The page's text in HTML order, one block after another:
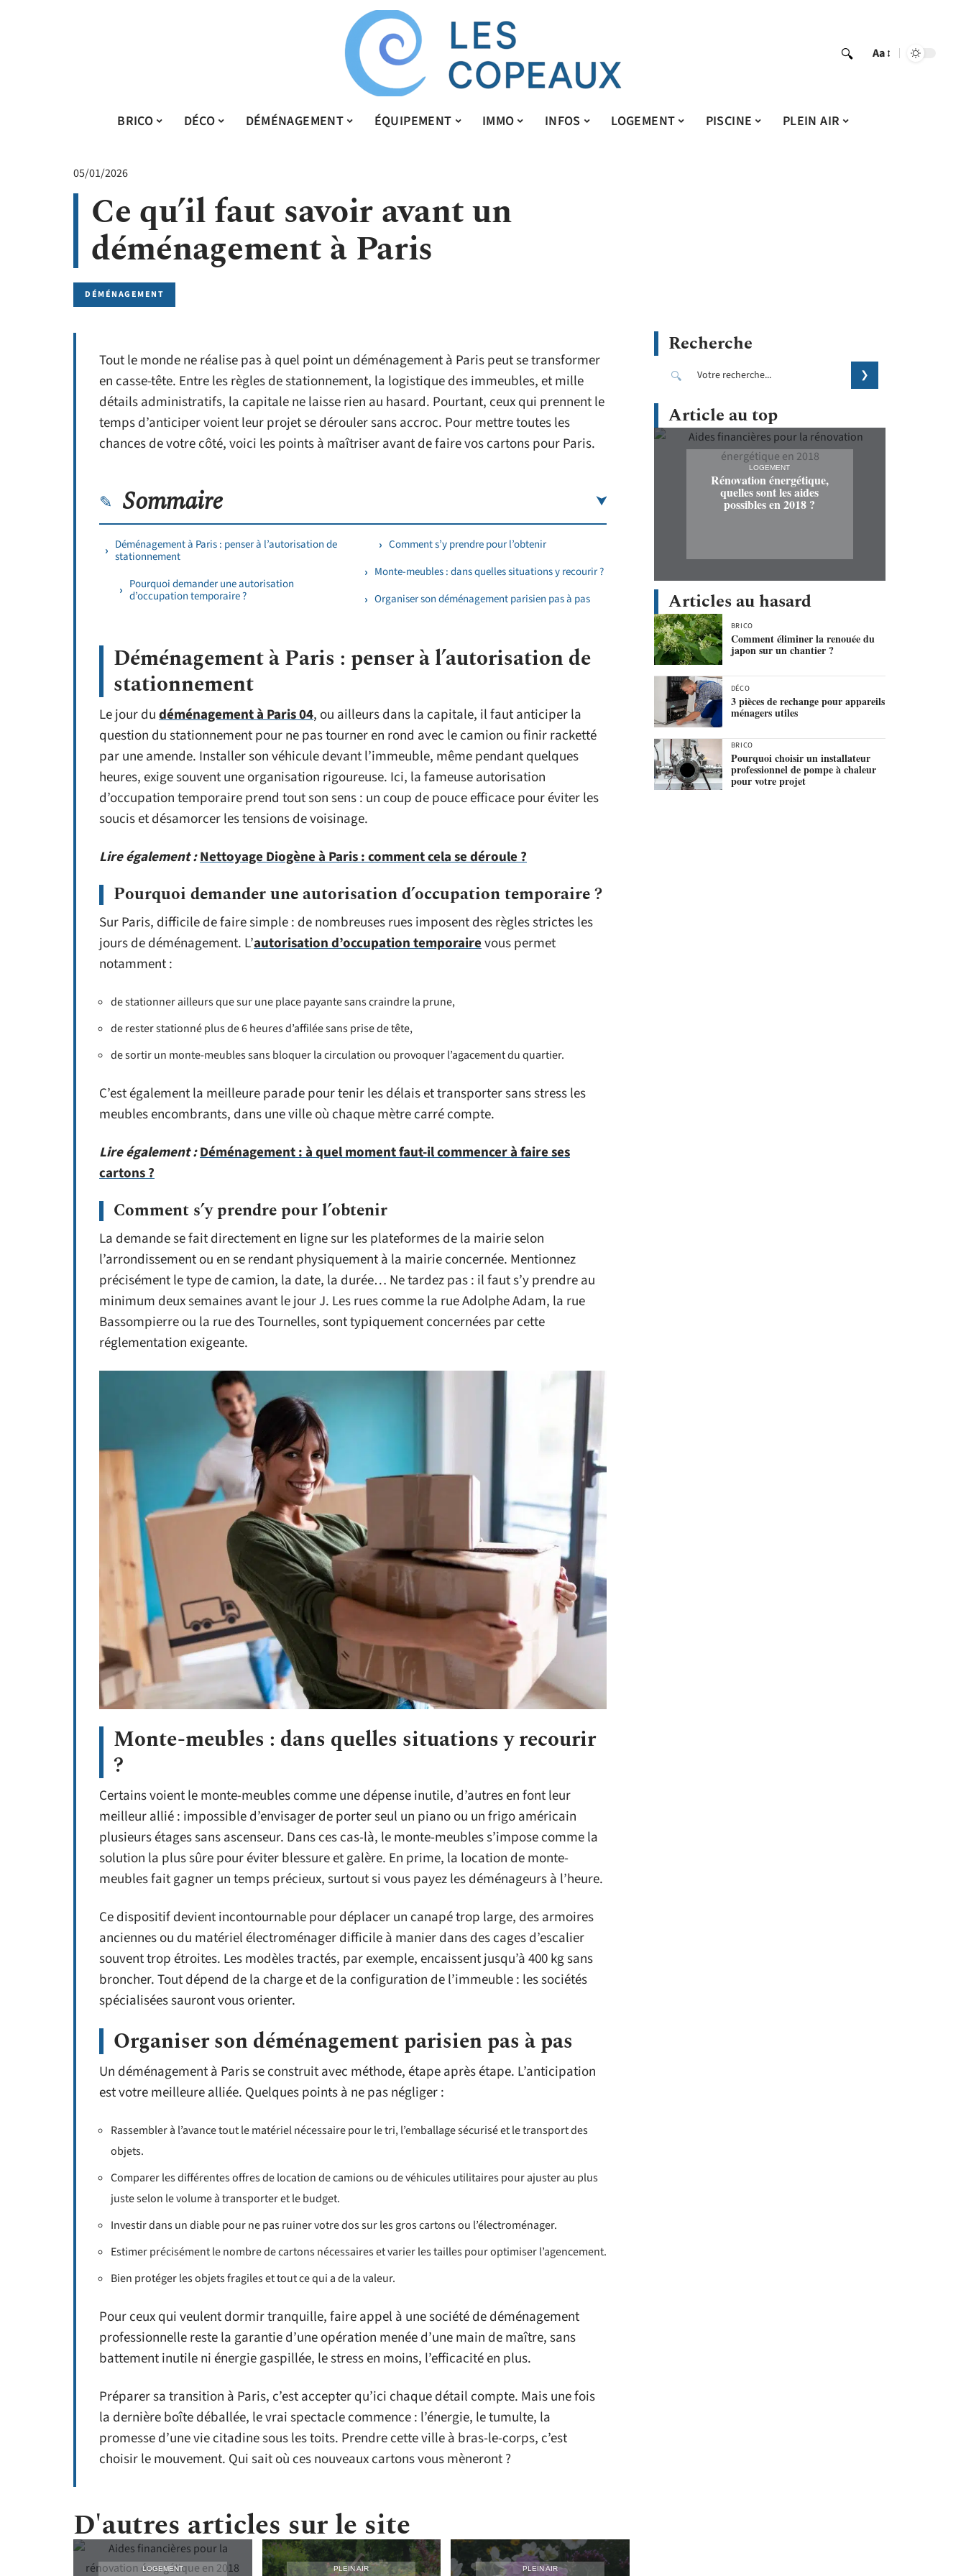
Aa
BRICO DÉCO DÉMÉNAGEMENT ÉQUIPEMENT IMMO INFOS LOGEMENT PISCINE PLEIN AIR
05/01/2026
Ce qu’il faut savoir avant un
déménagement à Paris
DÉMÉNAGEMENT
Tout le monde ne réalise pas à quel point un déménagement à Paris peut se transformer
en casse-tête. Entre les règles de stationnement, la logistique des immeubles, et mille
détails administratifs, la capitale ne laisse rien au hasard. Pourtant, ceux qui prennent le
temps d’anticiper voient leur projet se dérouler sans accroc. Pour mettre toutes les
chances de votre côté, voici les points à maîtriser avant de faire vos cartons pour Paris.
Sommaire
Déménagement à Paris : penser à l’autorisation de
stationnement
Pourquoi demander une autorisation
d’occupation temporaire ?
Comment s’y prendre pour l’obtenir
Monte-meubles : dans quelles situations y recourir ?
Organiser son déménagement parisien pas à pas
Déménagement à Paris : penser à l’autorisation de
stationnement
Le jour dudéménagement à Paris 04, ou ailleurs dans la capitale, il faut anticiper la
question du stationnement pour ne pas tourner en rond avec le camion ou finir racketté
par une amende. Installer son véhicule devant l’immeuble, même pendant quelques
heures, exige souvent une organisation rigoureuse. Ici, la fameuse autorisation
d’occupation temporaire prend tout son sens : un coup de pouce efficace pour éviter les
soucis et désamorcer les tensions de voisinage.
Lire également :Nettoyage Diogène à Paris : comment cela se déroule ?
Pourquoi demander une autorisation d’occupation temporaire ?
Sur Paris, difficile de faire simple : de nombreuses rues imposent des règles strictes les
jours de déménagement. L’autorisation d’occupation temporairevous permet
notamment :
de stationner ailleurs que sur une place payante sans craindre la prune,
de rester stationné plus de 6 heures d’affilée sans prise de tête,
de sortir un monte-meubles sans bloquer la circulation ou provoquer l’agacement du quartier.
C’est également la meilleure parade pour tenir les délais et transporter sans stress les
meubles encombrants, dans une ville où chaque mètre carré compte.
Lire également :Déménagement : à quel moment faut-il commencer à faire ses
cartons ?
Comment s’y prendre pour l’obtenir
La demande se fait directement en ligne sur les plateformes de la mairie selon
l’arrondissement ou en se rendant physiquement à la mairie concernée. Mentionnez
précisément le type de camion, la date, la durée… Ne tardez pas : il faut s’y prendre au
minimum deux semaines avant le jour J. Les rues comme la rue Adolphe Adam, la rue
Bassompierre ou la rue des Tournelles, sont typiquement concernées par cette
réglementation exigeante.
Monte-meubles : dans quelles situations y recourir
?
Certains voient le monte-meubles comme une dépense inutile, d’autres en font leur
meilleur allié : impossible d’envisager de porter seul un piano ou un frigo américain
plusieurs étages sans ascenseur. Dans ces cas-là, le monte-meubles s’impose comme la
solution la plus sûre pour éviter blessure et galère. En prime, la location de monte-
meubles fait gagner un temps précieux, surtout si vous payez les déménageurs à l’heure.
Ce dispositif devient incontournable pour déplacer un canapé trop large, des armoires
anciennes ou du matériel électroménager difficile à manier dans des cages d’escalier
souvent trop étroites. Les modèles tractés, par exemple, encaissent jusqu’à 400 kg sans
broncher. Tout dépend de la charge et de la configuration de l’immeuble : les sociétés
spécialisées sauront vous orienter.
Organiser son déménagement parisien pas à pas
Un déménagement à Paris se construit avec méthode, étape après étape. L’anticipation
est votre meilleure alliée. Quelques points à ne pas négliger :
Rassembler à l’avance tout le matériel nécessaire pour le tri, l’emballage sécurisé et le transport des
objets.
Comparer les différentes offres de location de camions ou de véhicules utilitaires pour ajuster au plus
juste selon le volume à transporter et le budget.
Investir dans un diable pour ne pas ruiner votre dos sur les gros cartons ou l’électroménager.
Estimer précisément le nombre de cartons nécessaires et varier les tailles pour optimiser l’agencement.
Bien protéger les objets fragiles et tout ce qui a de la valeur.
Pour ceux qui veulent dormir tranquille, faire appel à une société de déménagement
professionnelle reste la garantie d’une opération menée d’une main de maître, sans
battement inutile ni énergie gaspillée, le stress en moins, l’efficacité en plus.
Préparer sa transition à Paris, c’est accepter qu’ici chaque détail compte. Mais une fois
la dernière boîte déballée, le vrai spectacle commence : l’énergie, le tumulte, la
promesse d’une vie citadine sous les toits. Prendre cette ville à bras-le-corps, c’est
choisir le mouvement. Qui sait où ces nouveaux cartons vous mèneront ?
D'autres articles sur le site
LOGEMENT PLEIN AIR PLEIN AIR
Recherche
Article au top
LOGEMENT
Rénovation énergétique,
quelles sont les aides
possibles en 2018 ?
Articles au hasard
BRICO
Comment éliminer la renouée du
japon sur un chantier ?
DÉCO
3 pièces de rechange pour appareils
ménagers utiles
BRICO
Pourquoi choisir un installateur
professionnel de pompe à chaleur
pour votre projet